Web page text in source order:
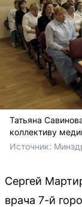
Татьяна
коллективу
Источник:
Сергей
врача 7-й